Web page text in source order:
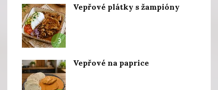
3
Vepřové plátky s žampióny
Vepřové na paprice